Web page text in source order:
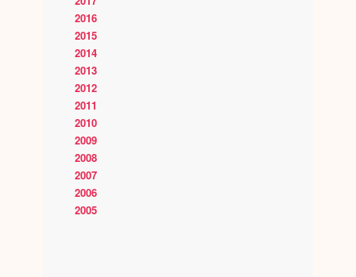
2016
2015
2014
2013
2012
2011
2010
2009
2008
2007
2006
2005